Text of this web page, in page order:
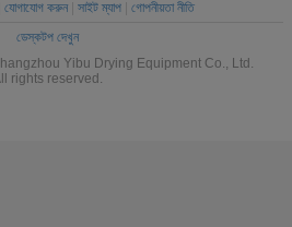
যোগাযোগ করুন| সাইট ম্যাপ| গোপনীয়তা নীতি
ডেস্কটপ দেখুন
Yibu Drying Equipment Co., Ltd.
rights reserved.